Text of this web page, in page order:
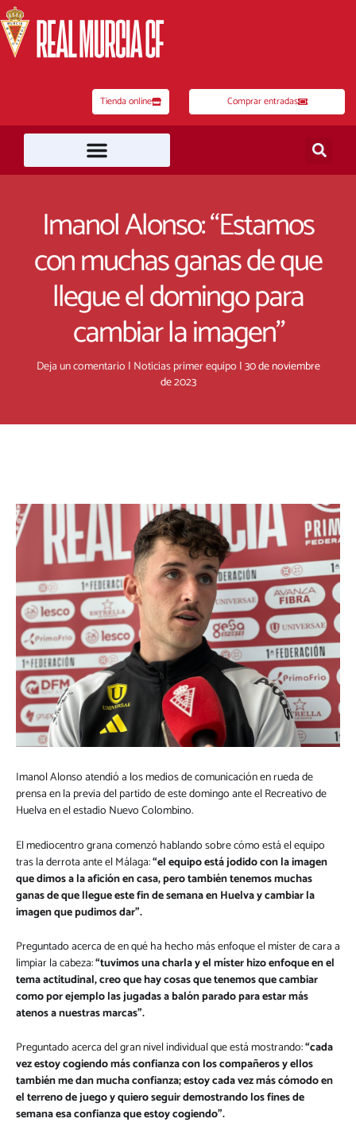
al
contenido
Tienda online Comprar entradas
Imanol Alonso: “Estamos
con muchas ganas de que
llegue el domingo para
cambiar la imagen”
Deja un comentario | Noticias primer equipo |30 de noviembre
de 2023
Imanol Alonso atendió a los medios de comunicación en rueda de
prensa en la previa del partido de este domingo ante el Recreativo de
Huelva en el estadio Nuevo Colombino.
El mediocentro grana comenzó hablando sobre cómo está el equipo
tras la derrota ante el Málaga:“el equipo está jodido con la imagen
que dimos a la afición en casa, pero también tenemos muchas
ganas de que llegue este fin de semana en Huelva y cambiar la
imagen que pudimos dar”.
Preguntado acerca de en qué ha hecho más enfoque el míster de cara a
limpiar la cabeza:“tuvimos una charla y el míster hizo enfoque en el
tema actitudinal, creo que hay cosas que tenemos que cambiar
como por ejemplo las jugadas a balón parado para estar más
atenos a nuestras marcas”.
Preguntado acerca del gran nivel individual que está mostrando:“cada
vez estoy cogiendo más confianza con los compañeros y ellos
también me dan mucha confianza; estoy cada vez más cómodo en
el terreno de juego y quiero seguir demostrando los fines de
semana esa confianza que estoy cogiendo”.